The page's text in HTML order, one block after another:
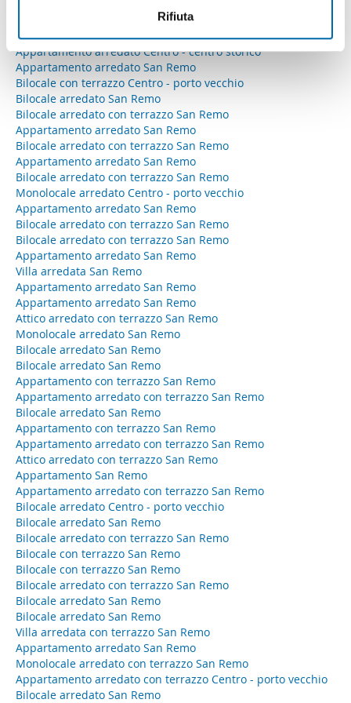
informazioni sul modo in cui utilizza il nostro sito con i
nostri partner che si occupano di analisi dei dati web,
pubblicità e social media, i quali potrebbero combinarle
con altre informazioni che ha fornito loro o che hanno
raccolto dal suo utilizzo dei loro servizi.
Rifiuta
Appartamento Centro - teatro ariston
Appartamento San Remo
Appartamento arredato Centro - centro storico
Appartamento arredato San Remo
Bilocale con terrazzo Centro - porto vecchio
Bilocale arredato San Remo
Bilocale arredato con terrazzo San Remo
Appartamento arredato San Remo
Bilocale arredato con terrazzo San Remo
Appartamento arredato San Remo
Bilocale arredato con terrazzo San Remo
Monolocale arredato Centro - porto vecchio
Appartamento arredato San Remo
Bilocale arredato con terrazzo San Remo
Bilocale arredato con terrazzo San Remo
Appartamento arredato San Remo
Villa arredata San Remo
Appartamento arredato San Remo
Appartamento arredato San Remo
Attico arredato con terrazzo San Remo
Monolocale arredato San Remo
Bilocale arredato San Remo
Bilocale arredato San Remo
Appartamento con terrazzo San Remo
Appartamento arredato con terrazzo San Remo
Bilocale arredato San Remo
Appartamento con terrazzo San Remo
Appartamento arredato con terrazzo San Remo
Attico arredato con terrazzo San Remo
Appartamento San Remo
Appartamento arredato con terrazzo San Remo
Bilocale arredato Centro - porto vecchio
Bilocale arredato San Remo
Bilocale arredato con terrazzo San Remo
Bilocale con terrazzo San Remo
Bilocale con terrazzo San Remo
Bilocale arredato con terrazzo San Remo
Bilocale arredato San Remo
Bilocale arredato San Remo
Villa arredata con terrazzo San Remo
Appartamento arredato San Remo
Monolocale arredato con terrazzo San Remo
Appartamento arredato con terrazzo Centro - porto vecchio
Bilocale arredato San Remo